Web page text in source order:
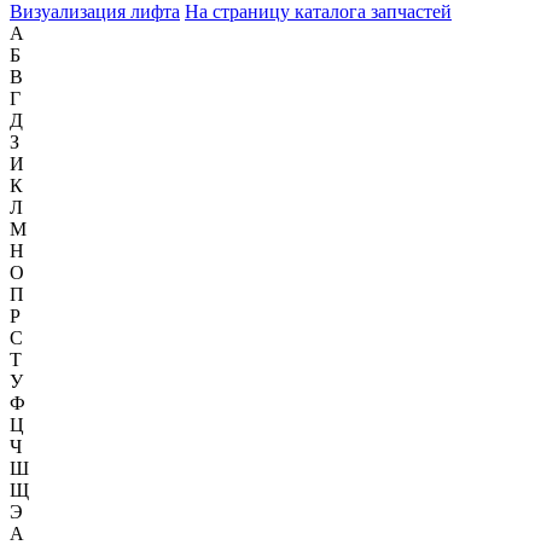
Визуализация лифта На страницу каталога запчастей
А
Б
В
Г
Д
З
И
К
Л
М
Н
О
П
Р
С
Т
У
Ф
Ц
Ч
Ш
Щ
Э
А